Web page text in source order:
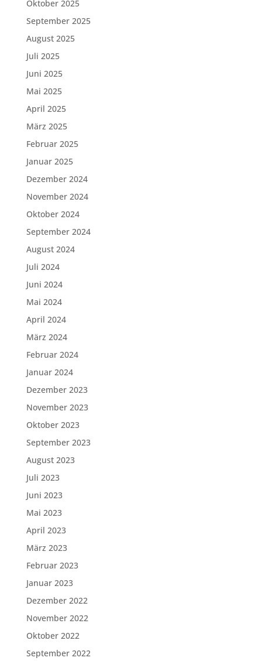
Oktober 2025
September 2025
August 2025
Juli 2025
Juni 2025
Mai 2025
April 2025
März 2025
Februar 2025
Januar 2025
Dezember 2024
November 2024
Oktober 2024
September 2024
August 2024
Juli 2024
Juni 2024
Mai 2024
April 2024
März 2024
Februar 2024
Januar 2024
Dezember 2023
November 2023
Oktober 2023
September 2023
August 2023
Juli 2023
Juni 2023
Mai 2023
April 2023
März 2023
Februar 2023
Januar 2023
Dezember 2022
November 2022
Oktober 2022
September 2022